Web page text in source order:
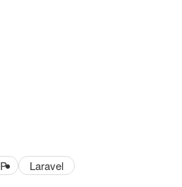
Laravel